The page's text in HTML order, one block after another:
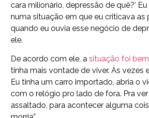
cara milionário, depressão de quê?’
numa situação em que eu criticava as
quando eu ouvia esse negócio de
ele.
De acordo com ele, a situação foi
tinha mais vontade de viver. Às vezes
Eu tinha um carro importado, abria o
com o relógio pro lado de fora. Pra ver
assaltado, para acontecer alguma